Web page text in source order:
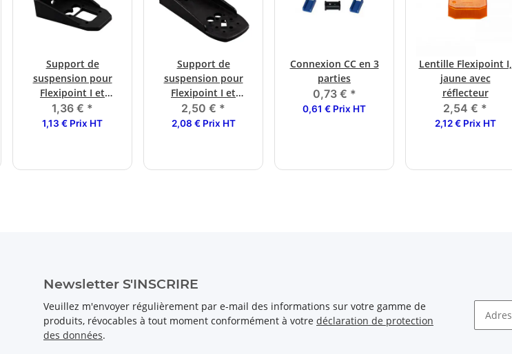
Support de
suspension pour
Flexipoint I et
Squarepoint, droit
de 100 mm de long.
1,36 € *
1,13 € Prix HT
Support de
suspension pour
Flexipoint I et
Squarepoint, droit
de 150 mm de long.
2,50 € *
2,08 € Prix HT
Connexion CC en 3
parties
0,73 € *
0,61 € Prix HT
Lentille Flexipoint I,
jaune avec
réflecteur
2,54 € *
2,12 € Prix HT
Newsletter S'INSCRIRE
Veuillez m'envoyer régulièrement par e-mail des informations sur votre gamme de
produits, révocables à tout moment conformément à votre déclaration de protection
des données.